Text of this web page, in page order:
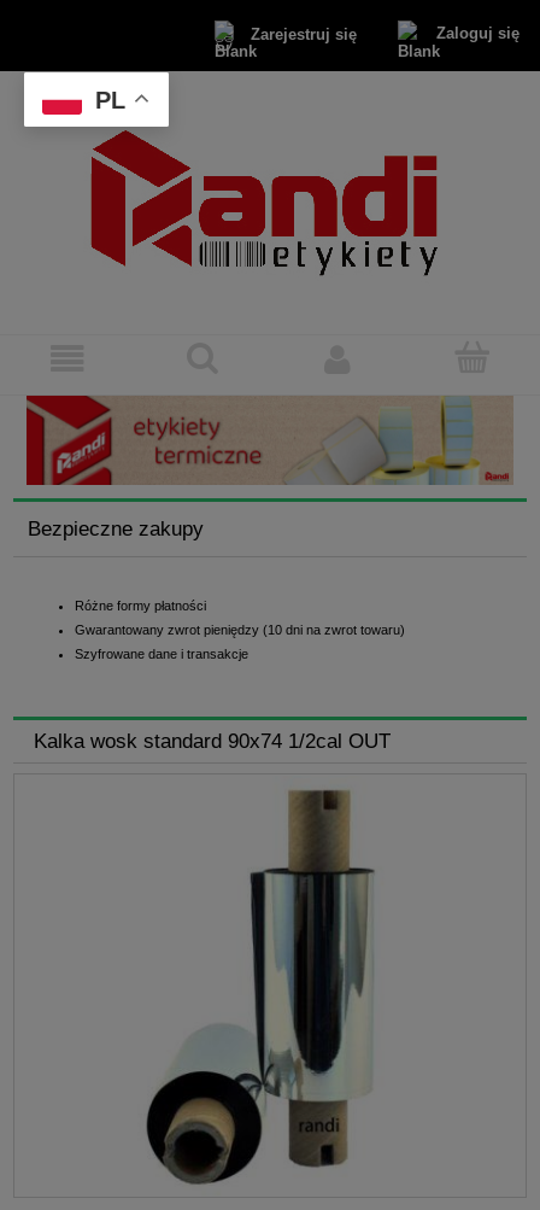
Zarejestruj się Zaloguj się
Bezpieczne zakupy
Różne formy płatności
Gwarantowany zwrot pieniędzy (10 dni na zwrot towaru)
Szyfrowane dane i transakcje
Kalka wosk standard 90x74 1/2cal OUT
PL